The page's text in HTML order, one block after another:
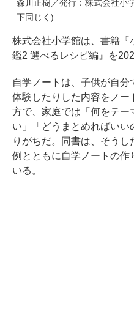
森川正樹／発行：株式会社小
下同じく)
株式会社小学館は、書籍『
鑑2 選べるレシピ編』を
自学ノートは、子供が自分
体験したりした内容をノー
方で、家庭では「何をテー
い」「どうまとめればい
りがちだ。同書は、そう
例とともに自学ノートの作
いる。